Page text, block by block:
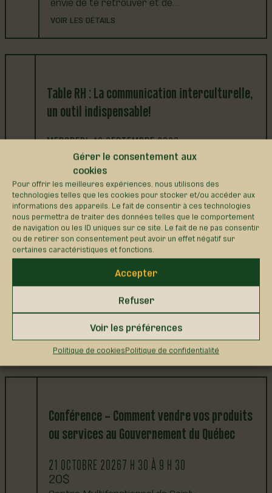
Gérer le consentement aux
cookies
Pour offrir les meilleures expériences, nous utilisons des
technologies telles que les cookies pour stocker et/ou accéder aux
informations des appareils. Le fait de consentir à ces technologies
nous permettra de traiter des données telles que le comportement
de navigation ou les ID uniques sur ce site. Le fait de ne pas consentir
ou de retirer son consentement peut avoir un effet négatif sur
certaines caractéristiques et fonctions.
Accepter
Refuser
Voir les préférences
Politique de cookiesPolitique de confidentialité
VOIR LES DÉTAILS
Table RH : La communication interculturelle,
un outil indispensable!
MERCREDI, 16 SEPTEMBRE 2026
8 H 30 À 10 H 30 ET 13 H À 15 H
20, rue Terry-Fox à Saint-
ApollinaireParticipez à notre Table RH : La
communication interculturelle, un outil
indispensable! Pour qui ? 👉 En avant-midi, RH,
toutes personnes responsables du personnel
👉 En après-midi, superviseur(-e) s et chef(-
fe) s d’équipe Grâce à un atelier interactif et
dynamique, les participants apprendront à : ·
Comprendre comment notre cadre de
références influence notre style de
communication;…
VOIR LES DÉTAILS
Conférence – Comment vendre vos produits
ou services au Gouvernement du Québec
21 OCTOBRE 20267 H 30 À 9 H 30
20